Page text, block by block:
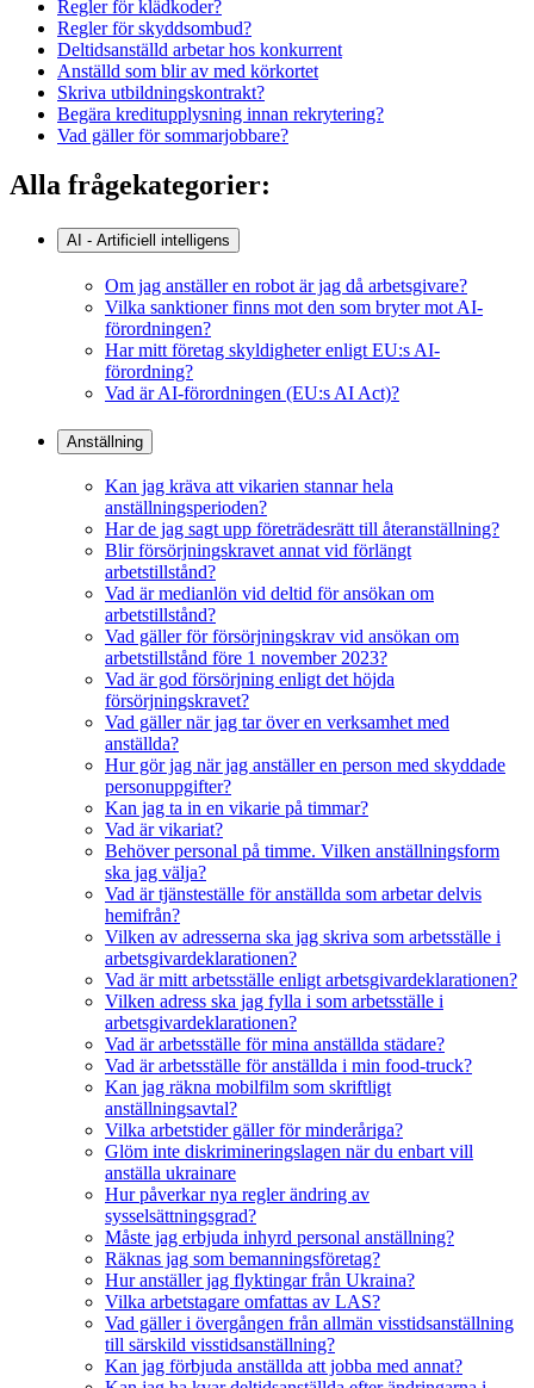
Regler för klädkoder?
Regler för skyddsombud?
Deltidsanställd arbetar hos konkurrent
Anställd som blir av med körkortet
Skriva utbildningskontrakt?
Begära kreditupplysning innan rekrytering?
Vad gäller för sommarjobbare?
Alla frågekategorier:
AI - Artificiell intelligens
Om jag anställer en robot är jag då arbetsgivare?
Vilka sanktioner finns mot den som bryter mot AI-
förordningen?
Har mitt företag skyldigheter enligt EU:s AI-
förordning?
Vad är AI-förordningen (EU:s AI Act)?
Anställning
Kan jag kräva att vikarien stannar hela
anställningsperioden?
Har de jag sagt upp företrädesrätt till återanställning?
Blir försörjningskravet annat vid förlängt
arbetstillstånd?
Vad är medianlön vid deltid för ansökan om
arbetstillstånd?
Vad gäller för försörjningskrav vid ansökan om
arbetstillstånd före 1 november 2023?
Vad är god försörjning enligt det höjda
försörjningskravet?
Vad gäller när jag tar över en verksamhet med
anställda?
Hur gör jag när jag anställer en person med skyddade
personuppgifter?
Kan jag ta in en vikarie på timmar?
Vad är vikariat?
Behöver personal på timme. Vilken anställningsform
ska jag välja?
Vad är tjänsteställe för anställda som arbetar delvis
hemifrån?
Vilken av adresserna ska jag skriva som arbetsställe i
arbetsgivardeklarationen?
Vad är mitt arbetsställe enligt arbetsgivardeklarationen?
Vilken adress ska jag fylla i som arbetsställe i
arbetsgivardeklarationen?
Vad är arbetsställe för mina anställda städare?
Vad är arbetsställe för anställda i min food-truck?
Kan jag räkna mobilfilm som skriftligt
anställningsavtal?
Vilka arbetstider gäller för minderåriga?
Glöm inte diskrimineringslagen när du enbart vill
anställa ukrainare
Hur påverkar nya regler ändring av
sysselsättningsgrad?
Måste jag erbjuda inhyrd personal anställning?
Räknas jag som bemanningsföretag?
Hur anställer jag flyktingar från Ukraina?
Vilka arbetstagare omfattas av LAS?
Vad gäller i övergången från allmän visstidsanställning
till särskild visstidsanställning?
Kan jag förbjuda anställda att jobba med annat?